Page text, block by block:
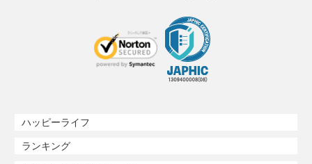
ハッピーライフ
ランキング